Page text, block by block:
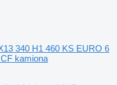
340 H1 460 KS EURO 6
kamiona